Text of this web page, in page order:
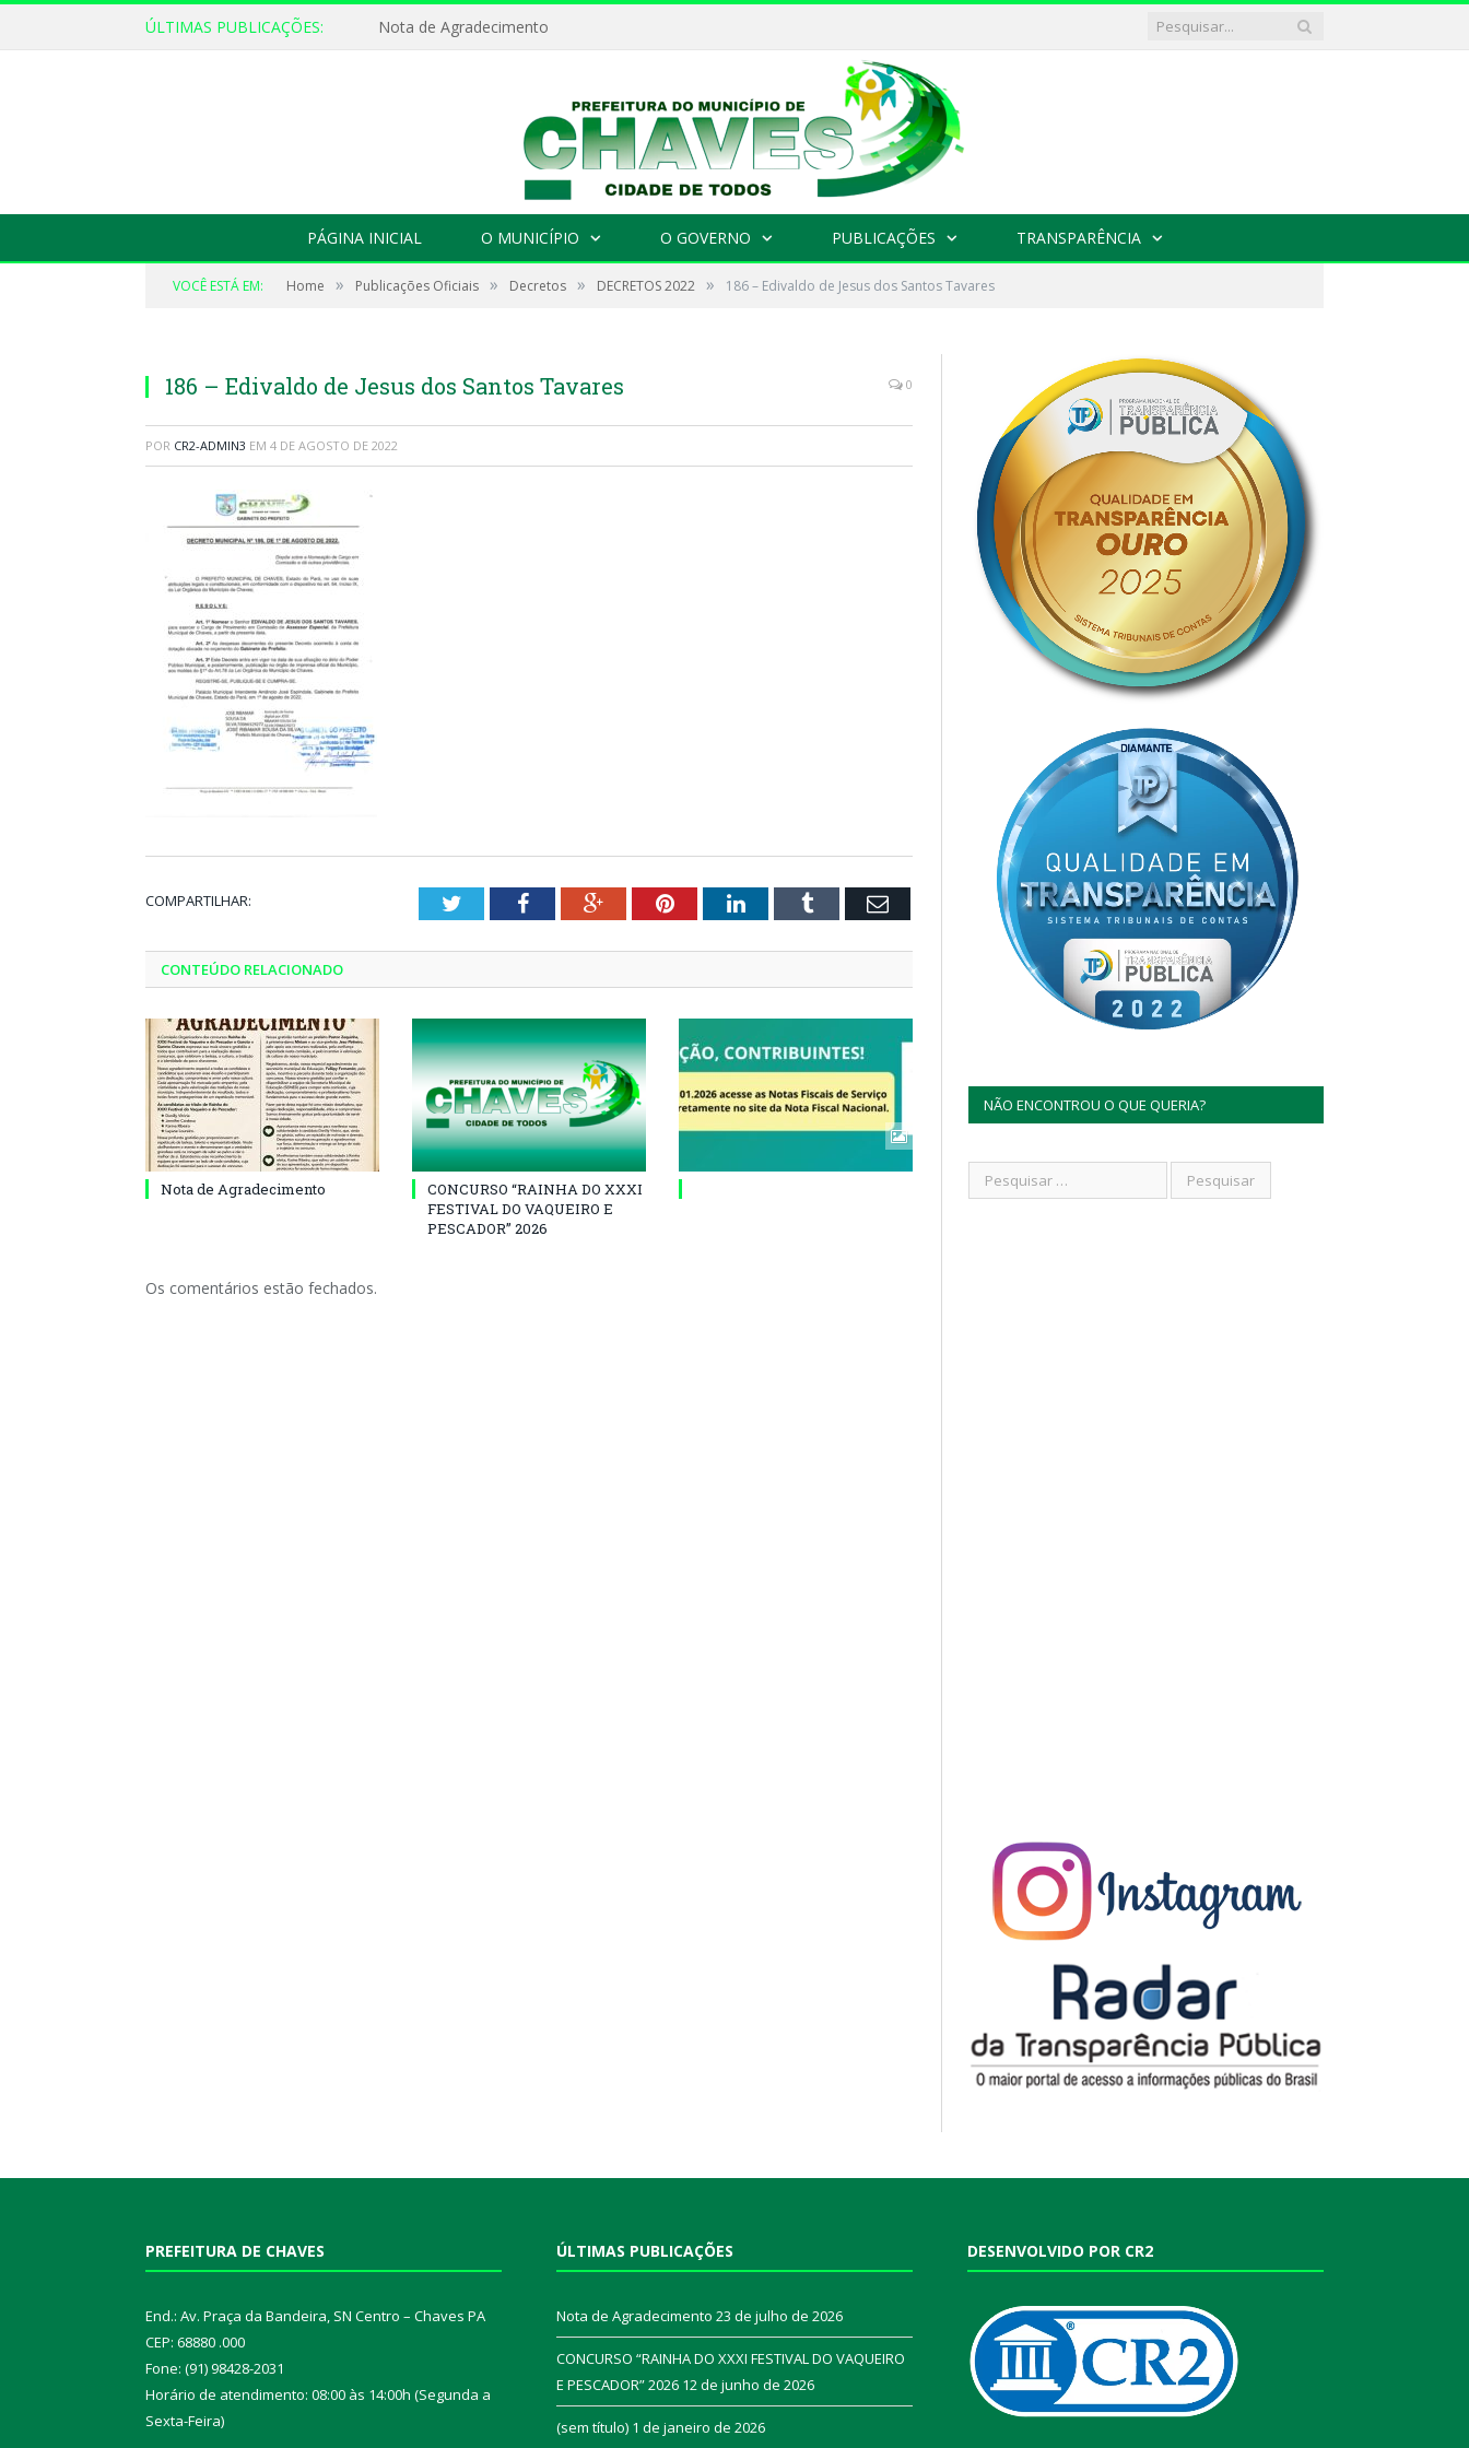
ÚLTIMAS PUBLICAÇÕES: Nota de Agradecimento
PÁGINA INICIAL O MUNICÍPIO O GOVERNO PUBLICAÇÕES TRANSPARÊNCIA
VOCÊ ESTÁ EM: Home » Publicações Oficiais » Decretos » DECRETOS 2022 » 186 – Edivaldo de Jesus dos Santos Tavares
186 – Edivaldo de Jesus dos Santos Tavares 0
POR CR2-ADMIN3 EM 4 DE AGOSTO DE 2022
COMPARTILHAR: TwitterFacebookGoogle+PinterestLinkedInTumblr Email
CONTEÚDO RELACIONADO
Nota de Agradecimento
CONCURSO “RAINHA DO XXXI
FESTIVAL DO VAQUEIRO E
PESCADOR” 2026
Os comentários estão fechados.
NÃO ENCONTROU O QUE QUERIA?
PREFEITURA DE CHAVES
End.: Av. Praça da Bandeira, SN Centro – Chaves PA
CEP: 68880 .000
Fone: (91) 98428-2031
Horário de atendimento: 08:00 às 14:00h (Segunda a
Sexta-Feira)
ÚLTIMAS PUBLICAÇÕES
Nota de Agradecimento 23 de julho de 2026
CONCURSO “RAINHA DO XXXI FESTIVAL DO VAQUEIRO
E PESCADOR” 2026 12 de junho de 2026
(sem título) 1 de janeiro de 2026
DESENVOLVIDO POR CR2